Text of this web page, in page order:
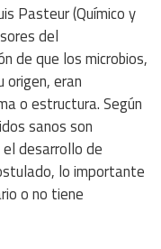
Pasteur (Químico y
del
de que los microbios,
origen, eran
o estructura. Según
sanos son
desarrollo de
lo importante
o no tiene